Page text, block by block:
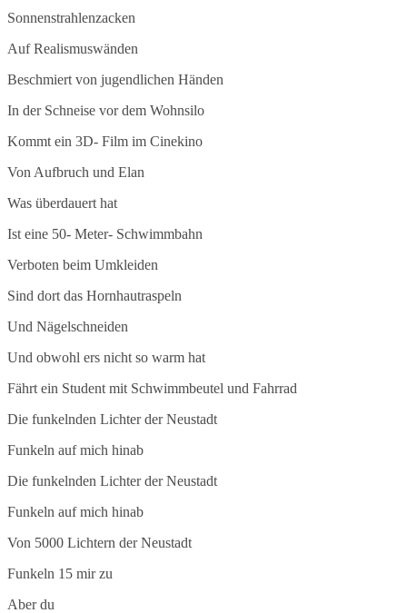
Sonnenstrahlenzacken
Auf Realismuswänden
Beschmiert von jugendlichen Händen
In der Schneise vor dem Wohnsilo
Kommt ein 3D- Film im Cinekino
Von Aufbruch und Elan
Was überdauert hat
Ist eine 50- Meter- Schwimmbahn
Verboten beim Umkleiden
Sind dort das Hornhautraspeln
Und Nägelschneiden
Und obwohl ers nicht so warm hat
Fährt ein Student mit Schwimmbeutel und Fahrrad
Die funkelnden Lichter der Neustadt
Funkeln auf mich hinab
Die funkelnden Lichter der Neustadt
Funkeln auf mich hinab
Von 5000 Lichtern der Neustadt
Funkeln 15 mir zu
Aber du